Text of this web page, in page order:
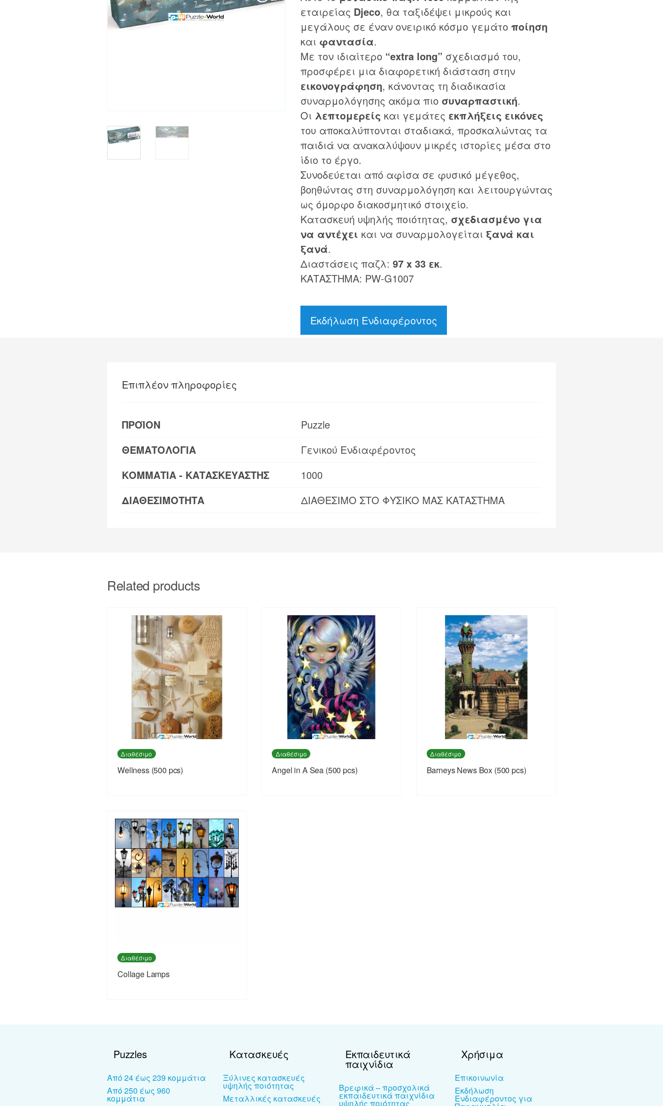
εταιρείας Djeco, θα ταξιδέψει μικρούς και
μεγάλους σε έναν ονειρικό κόσμο γεμάτο ποίηση
και φαντασία.
Με τον ιδιαίτερο “extra long” σχεδιασμό του,
προσφέρει μια διαφορετική διάσταση στην
εικονογράφηση, κάνοντας τη διαδικασία
συναρμολόγησης ακόμα πιο συναρπαστική.
Οι λεπτομερείς και γεμάτες εκπλήξεις εικόνες
του αποκαλύπτονται σταδιακά, προσκαλώντας τα
παιδιά να ανακαλύψουν μικρές ιστορίες μέσα στο
ίδιο το έργο.
Συνοδεύεται από αφίσα σε φυσικό μέγεθος,
βοηθώντας στη συναρμολόγηση και λειτουργώντας
ως όμορφο διακοσμητικό στοιχείο.
Κατασκευή υψηλής ποιότητας, σχεδιασμένο για
να αντέχει και να συναρμολογείται ξανά και
ξανά.
Διαστάσεις παζλ: 97 x 33 εκ.
ΚΑΤΑΣΤΗΜΑ: PW-G1007
Εκδήλωση Ενδιαφέροντος
Επιπλέον πληροφορίες
ΠΡΟΪΟΝ
Puzzle
ΘΕΜΑΤΟΛΟΓΙΑ
Γενικού Ενδιαφέροντος
ΚΟΜΜΑΤΙΑ - ΚΑΤΑΣΚΕΥΑΣΤΗΣ
1000
ΔΙΑΘΕΣΙΜΟΤΗΤΑ
ΔΙΑΘΕΣΙΜΟ ΣΤΟ ΦΥΣΙΚΟ ΜΑΣ ΚΑΤΑΣΤΗΜΑ
Related products
Διαθέσιμο
Wellness (500 pcs)
Διαθέσιμο
Angel in A Sea (500 pcs)
Διαθέσιμο
Barneys News Box (500 pcs)
Διαθέσιμο
Collage Lamps
Puzzles
Από 24 έως 239 κομμάτια
Από 250 έως 960
κομμάτια
Κατασκευές
Ξύλινες κατασκευές
υψηλής ποιότητας
Μεταλλικές κατασκευές
Εκπαιδευτικά
παιχνίδια
Βρεφικά – προσχολικά
εκπαιδευτικά παιχνίδια
υψηλής ποιότητας
Χρήσιμα
Επικοινωνία
Εκδήλωση
Ενδιαφέροντος για